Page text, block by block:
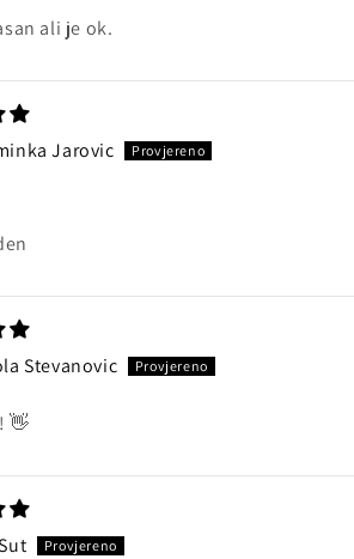
ali je ok.
Jarovic
Stevanovic
👋